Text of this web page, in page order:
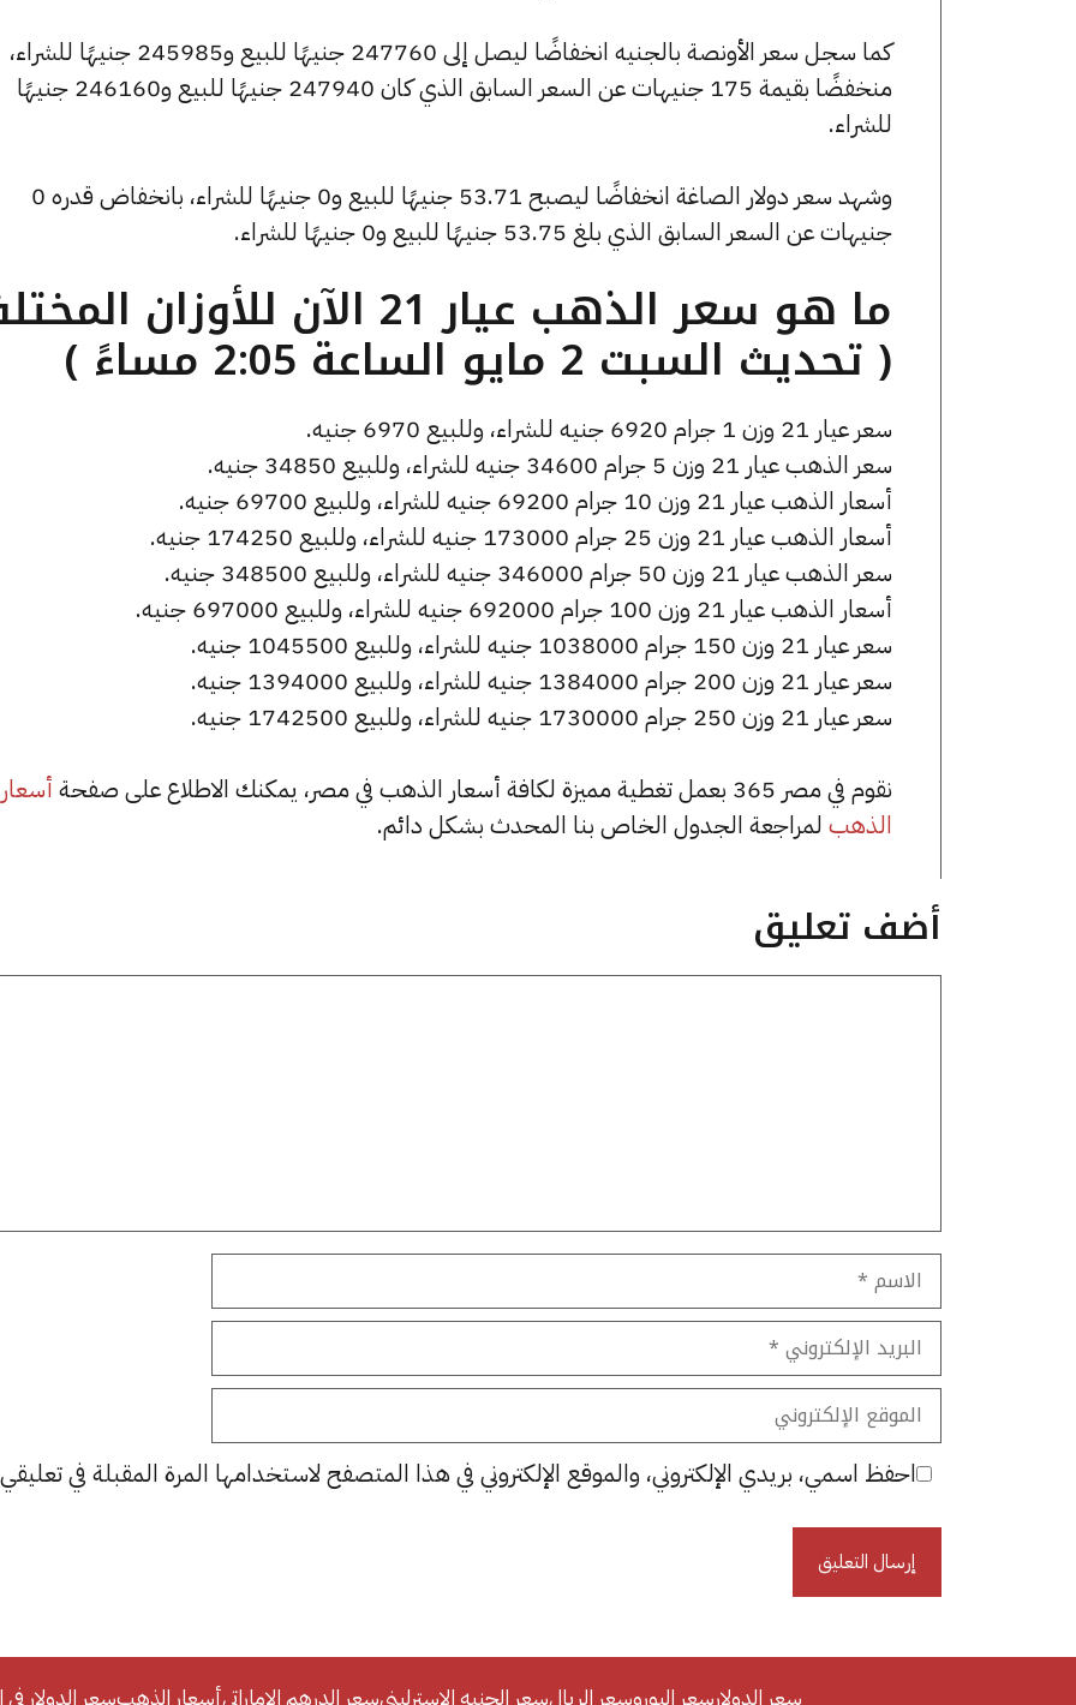
كما سجل سعر الأونصة بالجنيه انخفاضًا ليصل إلى 247760 جنيهًا للبيع و245985 جنيهًا للشراء،
منخفضًا بقيمة 175 جنيهات عن السعر السابق الذي كان 247940 جنيهًا للبيع و246160 جنيهًا
للشراء.
وشهد سعر دولار الصاغة انخفاضًا ليصبح 53.71 جنيهًا للبيع و0 جنيهًا للشراء، بانخفاض قدره 0
جنيهات عن السعر السابق الذي بلغ 53.75 جنيهًا للبيع و0 جنيهًا للشراء.
ما هو سعر الذهب عيار 21 الآن للأوزان
( تحديث السبت 2 مايو الساعة 2:05 مساءً )
سعر عيار 21 وزن 1 جرام 6920 جنيه للشراء، وللبيع 6970 جنيه.
سعر الذهب عيار 21 وزن 5 جرام 34600 جنيه للشراء، وللبيع 34850 جنيه.
أسعار الذهب عيار 21 وزن 10 جرام 69200 جنيه للشراء، وللبيع 69700 جنيه.
أسعار الذهب عيار 21 وزن 25 جرام 173000 جنيه للشراء، وللبيع 174250 جنيه.
سعر الذهب عيار 21 وزن 50 جرام 346000 جنيه للشراء، وللبيع 348500 جنيه.
أسعار الذهب عيار 21 وزن 100 جرام 692000 جنيه للشراء، وللبيع 697000 جنيه.
سعر عيار 21 وزن 150 جرام 1038000 جنيه للشراء، وللبيع 1045500 جنيه.
سعر عيار 21 وزن 200 جرام 1384000 جنيه للشراء، وللبيع 1394000 جنيه.
سعر عيار 21 وزن 250 جرام 1730000 جنيه للشراء، وللبيع 1742500 جنيه.
نقوم في مصر 365 بعمل تغطية مميزة لكافة أسعار الذهب في مصر، يمكنك الاطلاع على صفحة
أسعار
الذهب لمراجعة الجدول الخاص بنا المحدث بشكل دائم.
أضف تعليق
الاسم
البريد
الإلكتروني
الموقع
الإلكتروني
احفظ اسمي، بريدي الإلكتروني، والموقع الإلكتروني في هذا المتصفح لاستخدامها المرة المقبلة في
سعر الدولارسعر اليوروسعر الريالسعر الجنيه الإسترلينيسعر الدرهم الإماراتيأسعار الذهبسعر الدولار